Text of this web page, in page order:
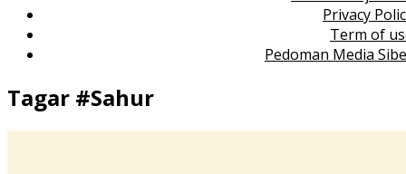
Privacy
Term of
Pedoman Media
Tagar #Sahur